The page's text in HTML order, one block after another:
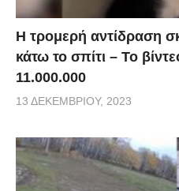
Η τρομερή αντίδραση
κάτω το σπίτι – Το
11.000.000
13 ΔΕΚΕΜΒΡΊΟΥ, 2023